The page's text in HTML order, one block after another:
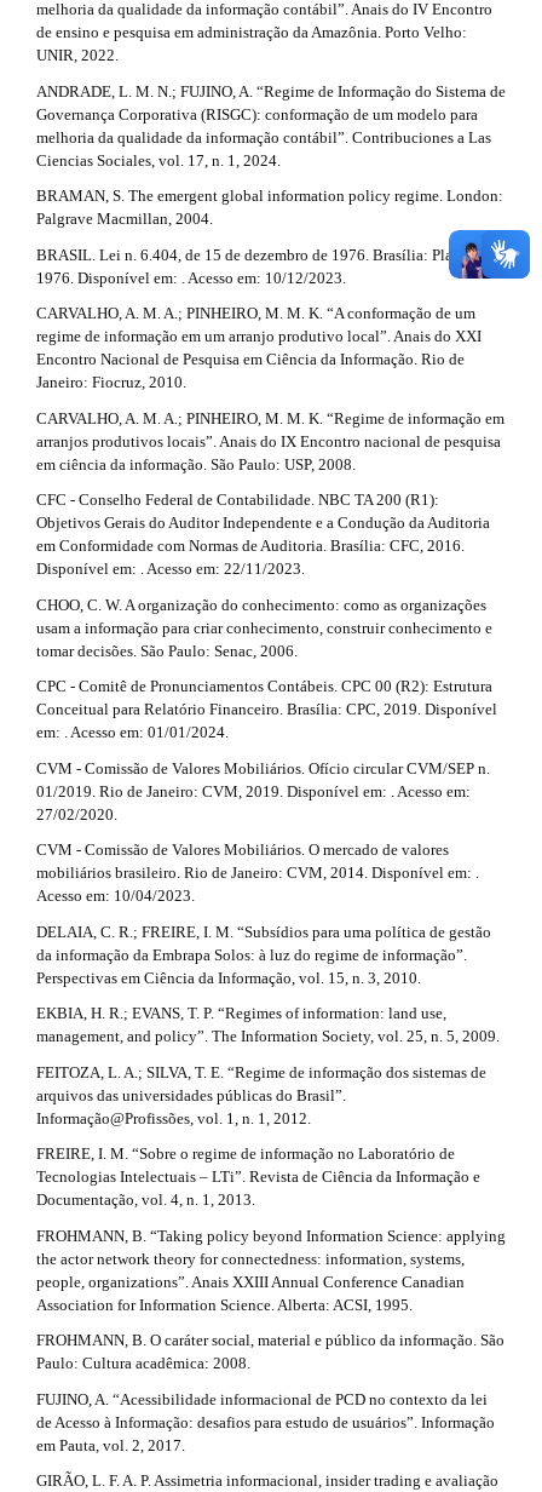
#
melhoria da qualidade da informação contábil”. Anais do IV Encontro
de ensino e pesquisa em administração da Amazônia. Porto Velho:
UNIR, 2022.
ANDRADE, L. M. N.; FUJINO, A. “Regime de Informação do Sistema de
Governança Corporativa (RISGC): conformação de um modelo para
melhoria da qualidade da informação contábil”. Contribuciones a Las
Ciencias Sociales, vol. 17, n. 1, 2024.
BRAMAN, S. The emergent global information policy regime. London:
Palgrave Macmillan, 2004.
BRASIL. Lei n. 6.404, de 15 de dezembro de 1976. Brasília: Planalto,
1976. Disponível em: . Acesso em: 10/12/2023.
CARVALHO, A. M. A.; PINHEIRO, M. M. K. “A conformação de um
regime de informação em um arranjo produtivo local”. Anais do XXI
Encontro Nacional de Pesquisa em Ciência da Informação. Rio de
Janeiro: Fiocruz, 2010.
CARVALHO, A. M. A.; PINHEIRO, M. M. K. “Regime de informação em
arranjos produtivos locais”. Anais do IX Encontro nacional de pesquisa
em ciência da informação. São Paulo: USP, 2008.
CFC - Conselho Federal de Contabilidade. NBC TA 200 (R1):
Objetivos Gerais do Auditor Independente e a Condução da Auditoria
em Conformidade com Normas de Auditoria. Brasília: CFC, 2016.
Disponível em: . Acesso em: 22/11/2023.
CHOO, C. W. A organização do conhecimento: como as organizações
usam a informação para criar conhecimento, construir conhecimento e
tomar decisões. São Paulo: Senac, 2006.
CPC - Comitê de Pronunciamentos Contábeis. CPC 00 (R2): Estrutura
Conceitual para Relatório Financeiro. Brasília: CPC, 2019. Disponível
em: . Acesso em: 01/01/2024.
CVM - Comissão de Valores Mobiliários. Ofício circular CVM/SEP n.
01/2019. Rio de Janeiro: CVM, 2019. Disponível em: . Acesso em:
27/02/2020.
CVM - Comissão de Valores Mobiliários. O mercado de valores
mobiliários brasileiro. Rio de Janeiro: CVM, 2014. Disponível em: .
Acesso em: 10/04/2023.
DELAIA, C. R.; FREIRE, I. M. “Subsídios para uma política de gestão
da informação da Embrapa Solos: à luz do regime de informação”.
Perspectivas em Ciência da Informação, vol. 15, n. 3, 2010.
EKBIA, H. R.; EVANS, T. P. “Regimes of information: land use,
management, and policy”. The Information Society, vol. 25, n. 5, 2009.
FEITOZA, L. A.; SILVA, T. E. “Regime de informação dos sistemas de
arquivos das universidades públicas do Brasil”.
Informação@Profissões, vol. 1, n. 1, 2012.
FREIRE, I. M. “Sobre o regime de informação no Laboratório de
Tecnologias Intelectuais – LTi”. Revista de Ciência da Informação e
Documentação, vol. 4, n. 1, 2013.
FROHMANN, B. “Taking policy beyond Information Science: applying
the actor network theory for connectedness: information, systems,
people, organizations”. Anais XXIII Annual Conference Canadian
Association for Information Science. Alberta: ACSI, 1995.
FROHMANN, B. O caráter social, material e público da informação. São
Paulo: Cultura acadêmica: 2008.
FUJINO, A. “Acessibilidade informacional de PCD no contexto da lei
de Acesso à Informação: desafios para estudo de usuários”. Informação
em Pauta, vol. 2, 2017.
GIRÃO, L. F. A. P. Assimetria informacional, insider trading e avaliação